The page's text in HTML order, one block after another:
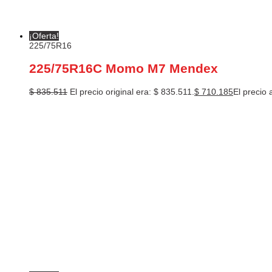
¡Oferta!
225/75R16
225/75R16C Momo M7 Mendex
$835.511 El precio original era: $ 835.511. $ 710.185El precio